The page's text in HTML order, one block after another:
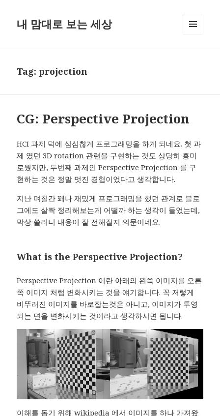
내 맘대로 보는 세상
Tag:projection
CG: Perspective Projection
HCI 과제 덕에 심심찮게 프로그래밍을 하게 되네요. 첫 과
제 였던 3D rotation 관련을 구현하는 것도 상당히 흥미
로웠지만, 두번째 과제인 Perspective Projection 를 구
현하는 것은 정말 멋진 경험이었다고 생각합니다.
지난 며칠간 꽤나 재밌게 프로그래밍을 했던 관계로 블로
그에도 살짝 정리해보는게 어떨까 하는 생각이 들었는데,
막상 쓸려니 내용이 잘 전해질지 의문이네요.
What is the Perspective Projection?
Perspective Projection 이란 아래의 왼쪽 이미지를 오른
쪽 이미지 처럼 변화시키는 것을 얘기합니다. 꼭 저렇게
비뚜러진 이미지를 바로잡는것은 아니고, 이미지가 투영
되는 면을 변화시키는 것이라고 생각하시면 됩니다.
이해를 돕기 위해 wikipedia 에서 이미지를 하나 가져왔